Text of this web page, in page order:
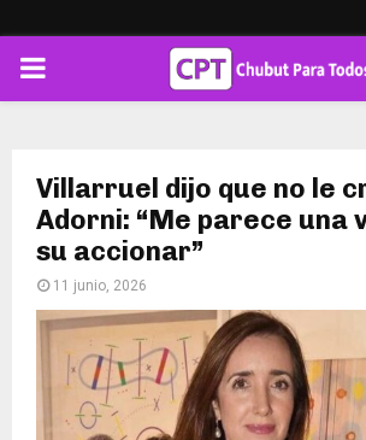
PRIMARY
Villarruel dijo que no le
Adorni: “Me parece una
su accionar”
11 junio, 2026